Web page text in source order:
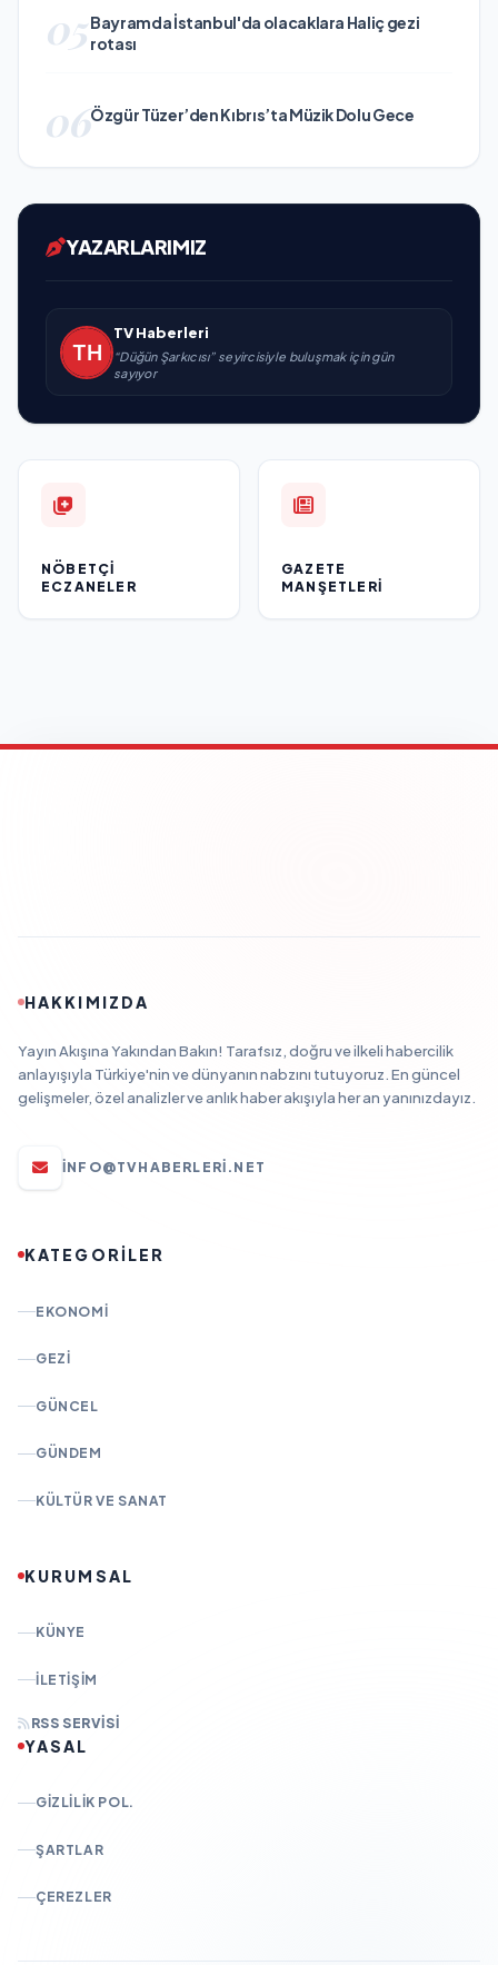
05Bayramda İstanbul'da olacaklara Haliç gezi
rotası
06Özgür Tüzer’den Kıbrıs’ta Müzik Dolu Gece
YAZARLARIMIZ
TV Haberleri
“Düğün Şarkıcısı” seyircisiyle buluşmak için gün
sayıyor
NÖBETÇI
ECZANELER
GAZETE
MANŞETLERI
HAKKIMIZDA
Yayın Akışına Yakından Bakın! Tarafsız, doğru ve ilkeli habercilik
anlayışıyla Türkiye'nin ve dünyanın nabzını tutuyoruz. En güncel
gelişmeler, özel analizler ve anlık haber akışıyla her an yanınızdayız.
INFO@TVHABERLERI.NET
KATEGORİLER
EKONOMI
GEZI
GÜNCEL
GÜNDEM
KÜLTÜR VE SANAT
KURUMSAL
KÜNYE
İLETIŞIM
RSS SERVISI
YASAL
GIZLILIK POL.
ŞARTLAR
ÇEREZLER